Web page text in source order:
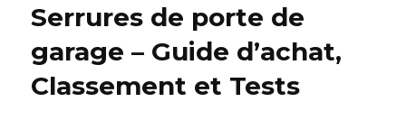
Serrures de porte de
garage – Guide d’achat,
Classement et Tests